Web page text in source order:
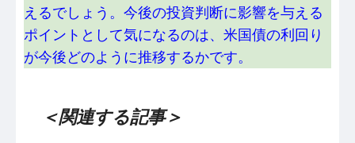
えるでしょう。今後の投資判断に影響を与える
ポイントとして気になるのは、米国債の利回り
が今後どのように推移するかです。
＜関連する記事＞